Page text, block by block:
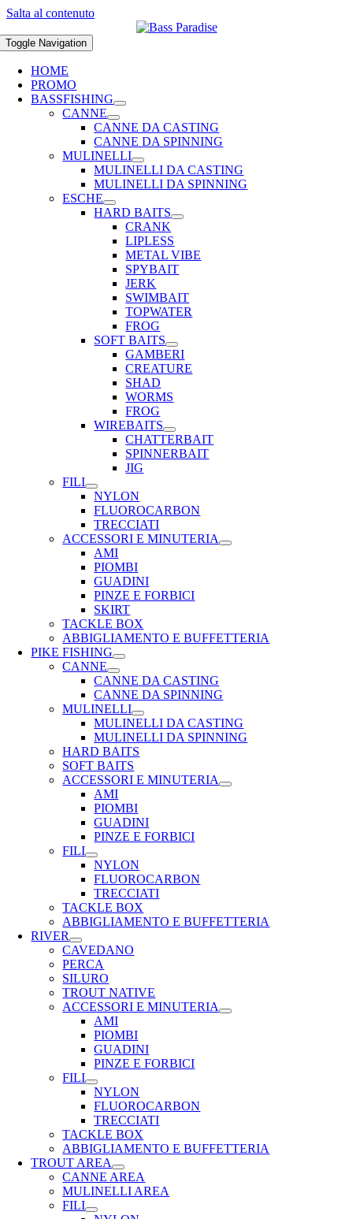
Salta al contenuto
Toggle Navigation
HOME
PROMO
BASSFISHING
CANNE
CANNE DA CASTING
CANNE DA SPINNING
MULINELLI
MULINELLI DA CASTING
MULINELLI DA SPINNING
ESCHE
HARD BAITS
CRANK
LIPLESS
METAL VIBE
SPYBAIT
JERK
SWIMBAIT
TOPWATER
FROG
SOFT BAITS
GAMBERI
CREATURE
SHAD
WORMS
FROG
WIREBAITS
CHATTERBAIT
SPINNERBAIT
JIG
FILI
NYLON
FLUOROCARBON
TRECCIATI
ACCESSORI E MINUTERIA
AMI
PIOMBI
GUADINI
PINZE E FORBICI
SKIRT
TACKLE BOX
ABBIGLIAMENTO E BUFFETTERIA
PIKE FISHING
CANNE
CANNE DA CASTING
CANNE DA SPINNING
MULINELLI
MULINELLI DA CASTING
MULINELLI DA SPINNING
HARD BAITS
SOFT BAITS
ACCESSORI E MINUTERIA
AMI
PIOMBI
GUADINI
PINZE E FORBICI
FILI
NYLON
FLUOROCARBON
TRECCIATI
TACKLE BOX
ABBIGLIAMENTO E BUFFETTERIA
RIVER
CAVEDANO
PERCA
SILURO
TROUT NATIVE
ACCESSORI E MINUTERIA
AMI
PIOMBI
GUADINI
PINZE E FORBICI
FILI
NYLON
FLUOROCARBON
TRECCIATI
TACKLE BOX
ABBIGLIAMENTO E BUFFETTERIA
TROUT AREA
CANNE AREA
MULINELLI AREA
FILI